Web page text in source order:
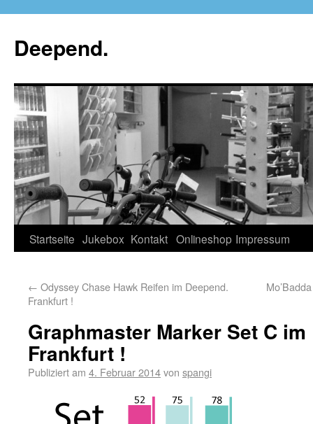
Deepend.
Startseite Jukebox Kontakt Onlineshop Impressum
← Odyssey Chase Hawk Reifen im Deepend.
Frankfurt !
Graphmaster Marker Set C im
Frankfurt !
Publiziert am 4. Februar 2014von spangi